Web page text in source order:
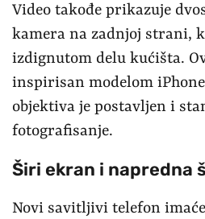
Video takođe prikazuje
kamera na zadnjoj strani,
izdignutom delu kućišta.
inspirisan modelom
objektiva je postavljen i
fotografisanje.
Širi ekran i napredna
Novi savitljivi telefon